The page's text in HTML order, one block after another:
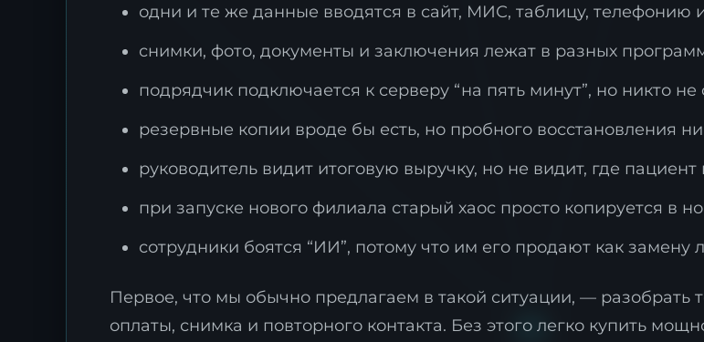
одни и те же данные вводятся в сайт, МИС, таблицу, телефонию
снимки, фото, документы и заключения лежат в разных
подрядчик подключается к серверу “на пять минут”, но никто
резервные копии вроде бы есть, но пробного восстановления
руководитель видит итоговую выручку, но не видит, где
при запуске нового филиала старый хаос просто копируется в
сотрудники боятся “ИИ”, потому что им его продают как
Первое, что мы обычно предлагаем в такой ситуации, — разобрать
оплаты, снимка и повторного контакта. Без этого легко купить
цифровизации
Оставьте контакты, и наш эксперт
для подготовки индивидуального